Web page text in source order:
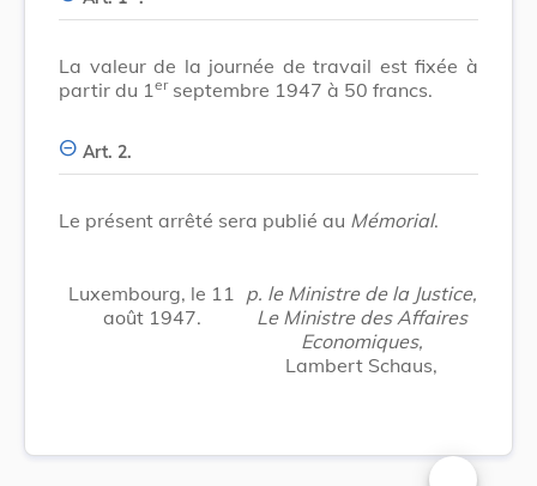
La valeur de la journée de travail est fixée à
partir du 1 erseptembre 1947 à 50 francs.
Art. 2.
Le présent arrêté sera publié au Mémorial.
Luxembourg, le 11
août 1947.
p. le Ministre de la Justice,
Le Ministre des Affaires
Economiques,
Lambert Schaus,